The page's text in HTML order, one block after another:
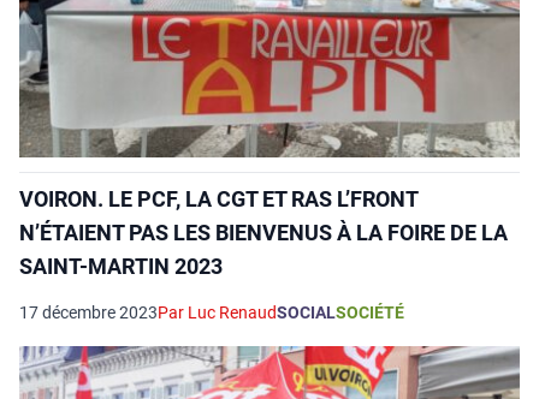
VOIRON. LE PCF, LA CGT ET RAS L’FRONT
N’ÉTAIENT PAS LES BIENVENUS À LA FOIRE DE LA
SAINT-MARTIN 2023
17 décembre 2023Par Luc RenaudSOCIALSOCIÉTÉ